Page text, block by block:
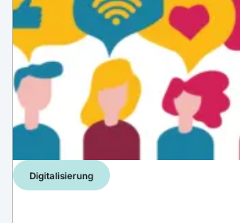
Digitalisierung